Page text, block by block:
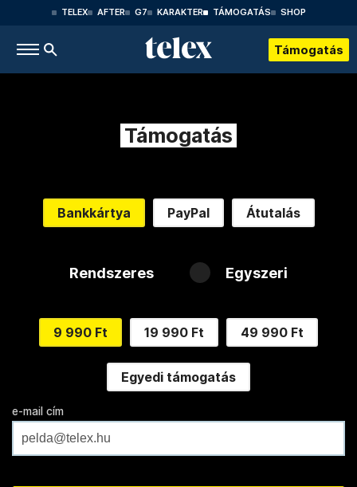
TELEX AFTER G7 KARAKTER TÁMOGATÁS SHOP
Támogatás
Támogatás
Bankkártya PayPal Átutalás
Rendszeres Egyszeri
9 990 Ft 19 990 Ft 49 990 Ft
Egyedi támogatás
e-mail cím